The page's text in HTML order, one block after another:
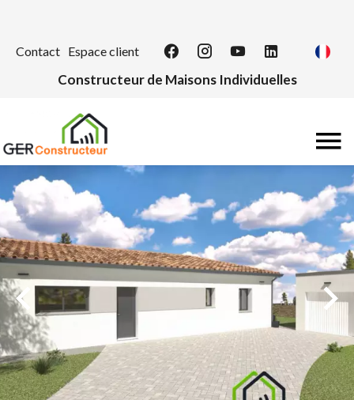
Contact Espace client
Constructeur de Maisons Individuelles